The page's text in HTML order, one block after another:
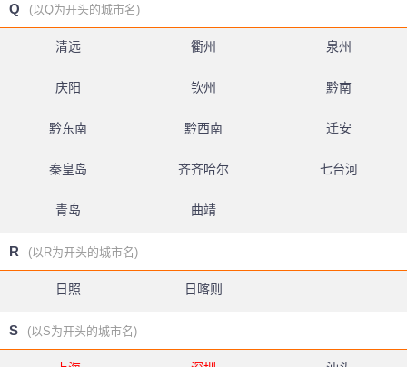
Q (以Q为开头的城市名)
清远 衢州 泉州
庆阳 钦州 黔南
黔东南 黔西南 迁安
秦皇岛 齐齐哈尔 七台河
青岛 曲靖
R (以R为开头的城市名)
日照 日喀则
S (以S为开头的城市名)